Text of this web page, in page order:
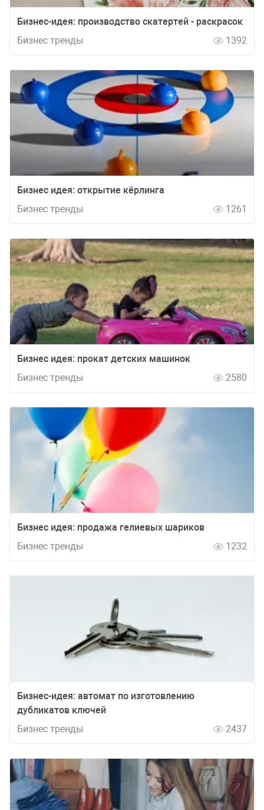
Бизнес-идея: производство скатертей - раскрасок
Бизнес тренды
1392
Бизнес идея: открытие кёрлинга
Бизнес тренды
1261
Бизнес идея: прокат детских машинок
Бизнес тренды
2580
Бизнес идея: продажа гелиевых шариков
Бизнес тренды
1232
Бизнес-идея: автомат по изготовлению
дубликатов ключей
Бизнес тренды
2437